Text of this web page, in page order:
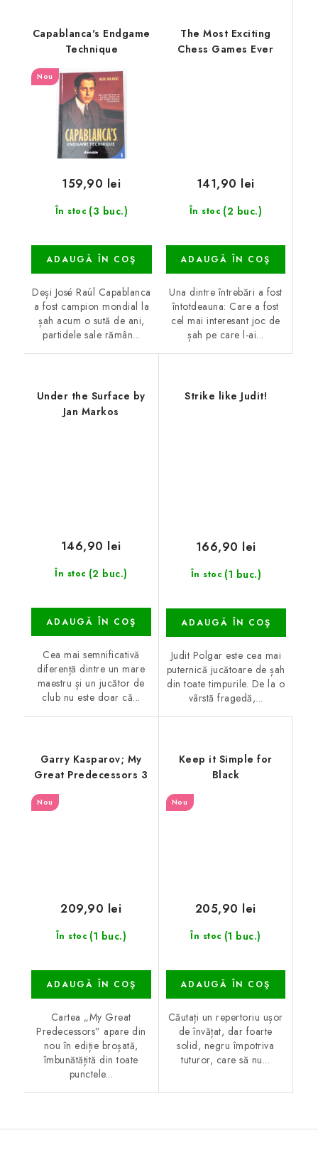
Capablanca's Endgame
Technique
Nou
În stoc (3 buc.)
159,90 lei
ADAUGĂ ÎN COŞ
Deși José Raúl Capablanca
a fost campion mondial la
șah acum o sută de ani,
partidele sale rămân...
The Most Exciting
Chess Games Ever
În stoc (2 buc.)
141,90 lei
ADAUGĂ ÎN COŞ
Una dintre întrebări a fost
întotdeauna: Care a fost
cel mai interesant joc de
șah pe care l-ai...
Under the Surface by
Jan Markos
În stoc (2 buc.)
146,90 lei
ADAUGĂ ÎN COŞ
Cea mai semnificativă
diferență dintre un mare
maestru și un jucător de
club nu este doar că...
Strike like Judit!
În stoc (1 buc.)
166,90 lei
ADAUGĂ ÎN COŞ
Judit Polgar este cea mai
puternică jucătoare de șah
din toate timpurile. De la o
vârstă fragedă,...
Garry Kasparov; My
Great Predecessors 3
Nou
În stoc (1 buc.)
209,90 lei
ADAUGĂ ÎN COŞ
Cartea „My Great
Predecessors” apare din
nou în ediție broșată,
îmbunătățită din toate
punctele...
Keep it Simple for
Black
Nou
În stoc (1 buc.)
205,90 lei
ADAUGĂ ÎN COŞ
Căutați un repertoriu ușor
de învățat, dar foarte
solid, negru împotriva
tuturor, care să nu...